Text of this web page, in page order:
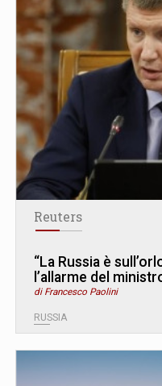
Reuters
“La Russia è
l’allarme del
di Francesco Paolini
RUSSIA